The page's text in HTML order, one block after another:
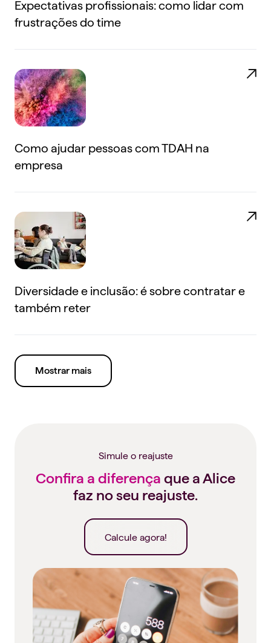
Expectativas profissionais: como lidar com
frustrações do time
Como ajudar pessoas com TDAH na
empresa
Diversidade e inclusão: é sobre contratar e
também reter
Mostrar mais
Simule o reajuste
Confira a diferença que a Alice
faz no seu reajuste.
Calcule agora!